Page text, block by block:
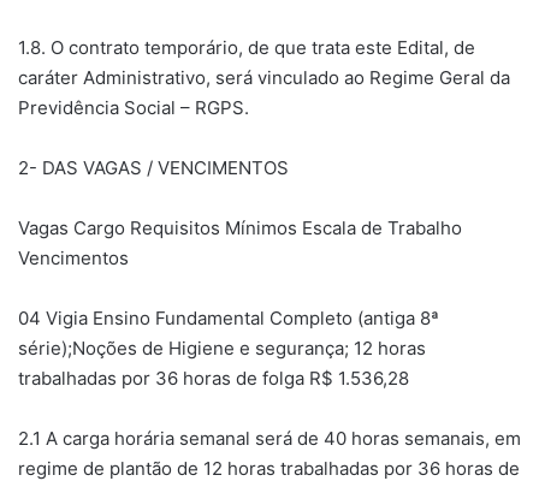
1.8. O contrato temporário, de que trata este Edital, de
caráter Administrativo, será vinculado ao Regime Geral da
Previdência Social – RGPS.
2- DAS VAGAS / VENCIMENTOS
Vagas Cargo Requisitos Mínimos Escala de Trabalho
Vencimentos
04 Vigia Ensino Fundamental Completo (antiga 8ª
série);Noções de Higiene e segurança; 12 horas
trabalhadas por 36 horas de folga R$ 1.536,28
2.1 A carga horária semanal será de 40 horas semanais, em
regime de plantão de 12 horas trabalhadas por 36 horas de